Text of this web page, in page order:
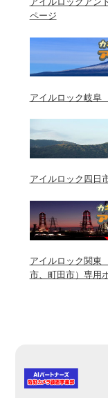
ページ
アイルロック岐阜
アイルロック四日
アイルロック関東
市、町田市）専用